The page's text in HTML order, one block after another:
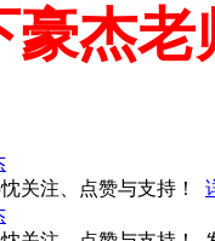
豪杰
关注、点赞与支持！